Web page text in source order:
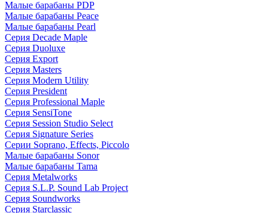
Малые барабаны PDP
Малые барабаны Peace
Малые барабаны Pearl
Серия Decade Maple
Серия Duoluxe
Серия Export
Серия Masters
Серия Modern Utility
Серия President
Серия Professional Maple
Серия SensiTone
Серия Session Studio Select
Серия Signature Series
Серии Soprano, Effects, Piccolo
Малые барабаны Sonor
Малые барабаны Tama
Серия Metalworks
Серия S.L.P. Sound Lab Project
Серия Soundworks
Серия Starclassic